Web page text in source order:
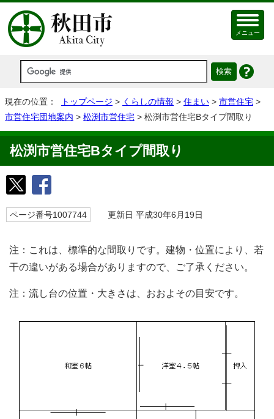
メニュー
現在の位置： トップページ > くらしの情報 > 住まい > 市営住宅 >
市営住宅団地案内 > 松渕市営住宅 > 松渕市営住宅Bタイプ間取り
松渕市営住宅Bタイプ間取り
ページ番号1007744 更新日 平成30年6月19日
注：これは、標準的な間取りです。建物・位置により、若
干の違いがある場合がありますので、ご了承ください。
注：流し台の位置・大きさは、おおよその目安です。